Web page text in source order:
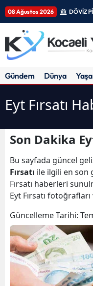
08 Ağustos 2026 DÖVİZ
Gündem Dünya
Eyt Fırsatı
Son Dakika
Bu sayfada güncel
Fırsatı ile ilgili en son
Fırsatı haberleri
Eyt Fırsatı
Güncelleme Tarihi: